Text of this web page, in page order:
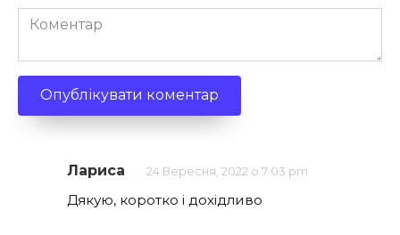
Коментар
Лариса 24 Вересня, 2022 о 7:03 pm
Дякую, коротко і дохідливо